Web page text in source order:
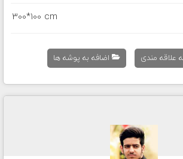
300*100 cm
علاقه مندی اضافه به پوشه ها